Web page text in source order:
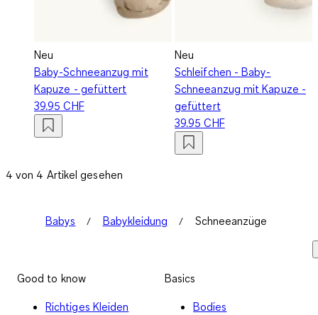
Neu
Baby-Schneeanzug mit
Kapuze - gefüttert
39.95 CHF
Neu
Schleifchen - Baby-
Schneeanzug mit Kapuze -
gefüttert
39.95 CHF
4 von 4 Artikel gesehen
Babys Babykleidung Schneeanzüge
Good to know
Richtiges Kleiden
Basics
Bodies